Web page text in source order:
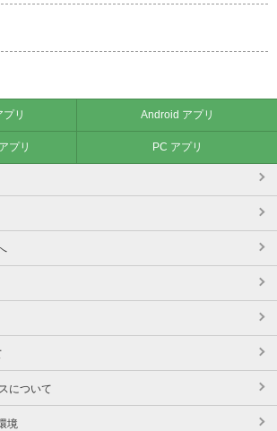
リ Android アプリ
プリ PC アプリ
について
境